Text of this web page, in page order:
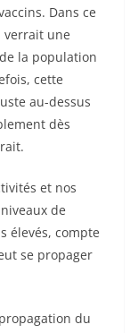
Dans ce
verrait une
la population
cette
au-dessus
dès
et nos
de
élevés, compte
se propager
du